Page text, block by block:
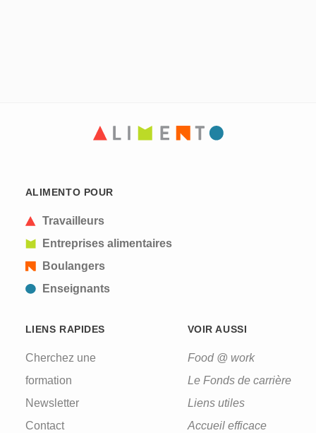
ALIMENTO POUR
Travailleurs
Entreprises alimentaires
Boulangers
Enseignants
LIENS RAPIDES
Cherchez une
formation
Newsletter
Contact
VOIR AUSSI
Food @ work
Le Fonds de carrière
Liens utiles
Accueil efficace